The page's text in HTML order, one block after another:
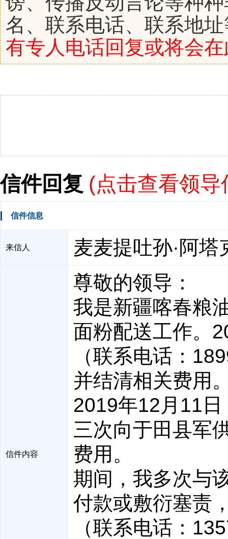
名、联系电话、联系地
有专人电话回复或将会
信件回复 (点击查看领
信件信息
来信人 麦麦提吐孙·阿塔
信件内容
尊敬的领导：
我是新疆喀春粮
面粉配送工作。
（联系电话：
并结清相关费用
2019年12月11
三次向于田县军
费用。
期间，我多次与
付款或敷衍塞责
（联系电话：